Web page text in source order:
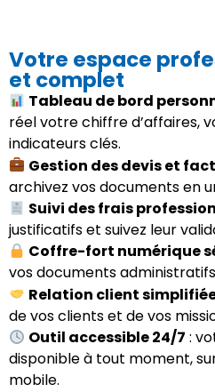
Votre espace
et complet
Tableau de bord
réel votre chiffre d’affaires,
indicateurs clés.
Gestion des devis et
archivez vos documents en
Suivi des frais
justificatifs et suivez leur
Coffre-fort numérique
vos documents
Relation client
de vos clients et de vos
Outil accessible 24/7 :
disponible à tout moment,
mobile.